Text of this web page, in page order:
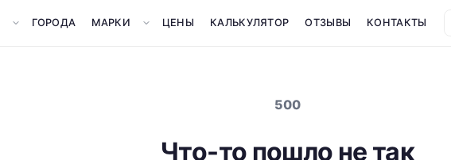
ГОРОДА МАРКИ ЦЕНЫ КАЛЬКУЛЯТОР ОТЗЫВЫ КОНТАКТЫ
500
Что-то пошло не так